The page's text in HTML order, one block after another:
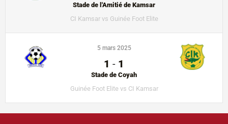
Stade de l'Amitié de Kamsar
CI Kamsar vs Guinée Foot Elite
5 mars 2025
1 - 1
Stade de Coyah
Guinée Foot Elite vs CI Kamsar